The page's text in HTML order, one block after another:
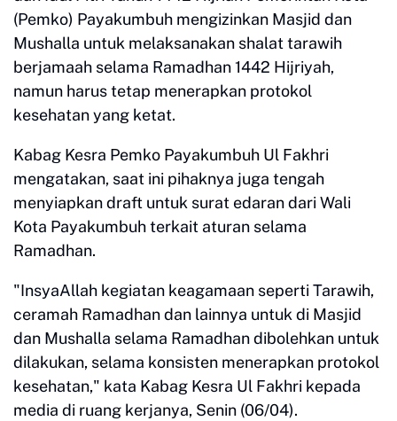
(Pemko) Payakumbuh mengizinkan Masjid dan
Mushalla untuk melaksanakan shalat tarawih
berjamaah selama Ramadhan 1442 Hijriyah,
namun harus tetap menerapkan protokol
kesehatan yang ketat.
Kabag Kesra Pemko Payakumbuh Ul Fakhri
mengatakan, saat ini pihaknya juga tengah
menyiapkan draft untuk surat edaran dari Wali
Kota Payakumbuh terkait aturan selama
Ramadhan.
"InsyaAllah kegiatan keagamaan seperti Tarawih,
ceramah Ramadhan dan lainnya untuk di Masjid
dan Mushalla selama Ramadhan dibolehkan untuk
dilakukan, selama konsisten menerapkan protokol
kesehatan," kata Kabag Kesra Ul Fakhri kepada
media di ruang kerjanya, Senin (06/04).